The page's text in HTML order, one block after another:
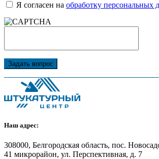
Я согласен на обработку персональных
Задать вопрос
Наш адрес:
308000, Белгородская область, пос.
41 микрорайон, ул. Перспективная, д. 7